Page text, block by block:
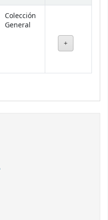
Colección
General